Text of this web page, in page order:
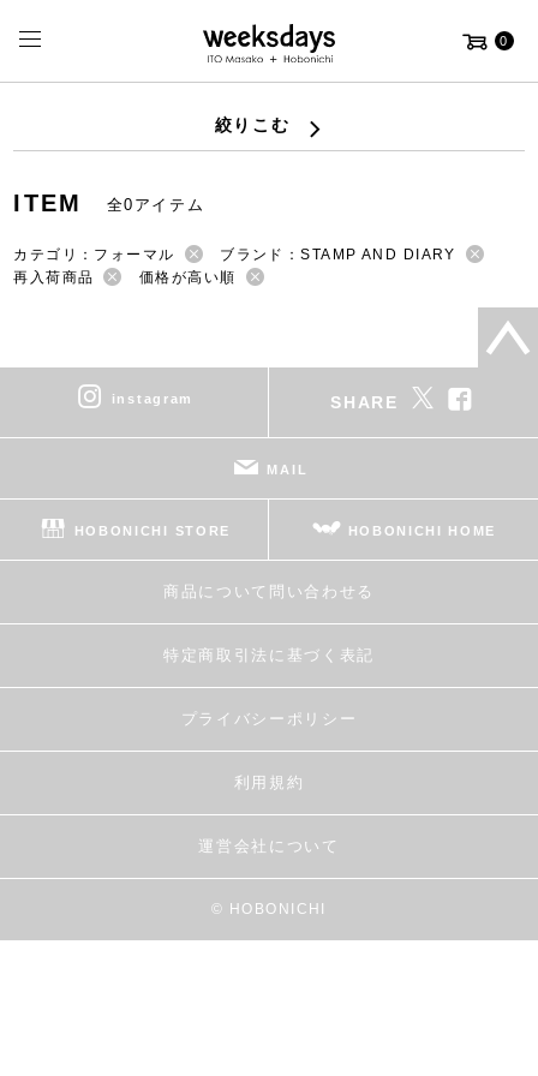
0
絞りこむ
ITEM 全0アイテム
カテゴリ：フォーマル
ブランド：STAMP AND DIARY
再入荷商品
価格が高い順
instagram SHARE
MAIL
HOBONICHI STORE HOBONICHI HOME
商品について問い合わせる
特定商取引法に基づく表記
プライバシーポリシー
利用規約
運営会社について
© HOBONICHI